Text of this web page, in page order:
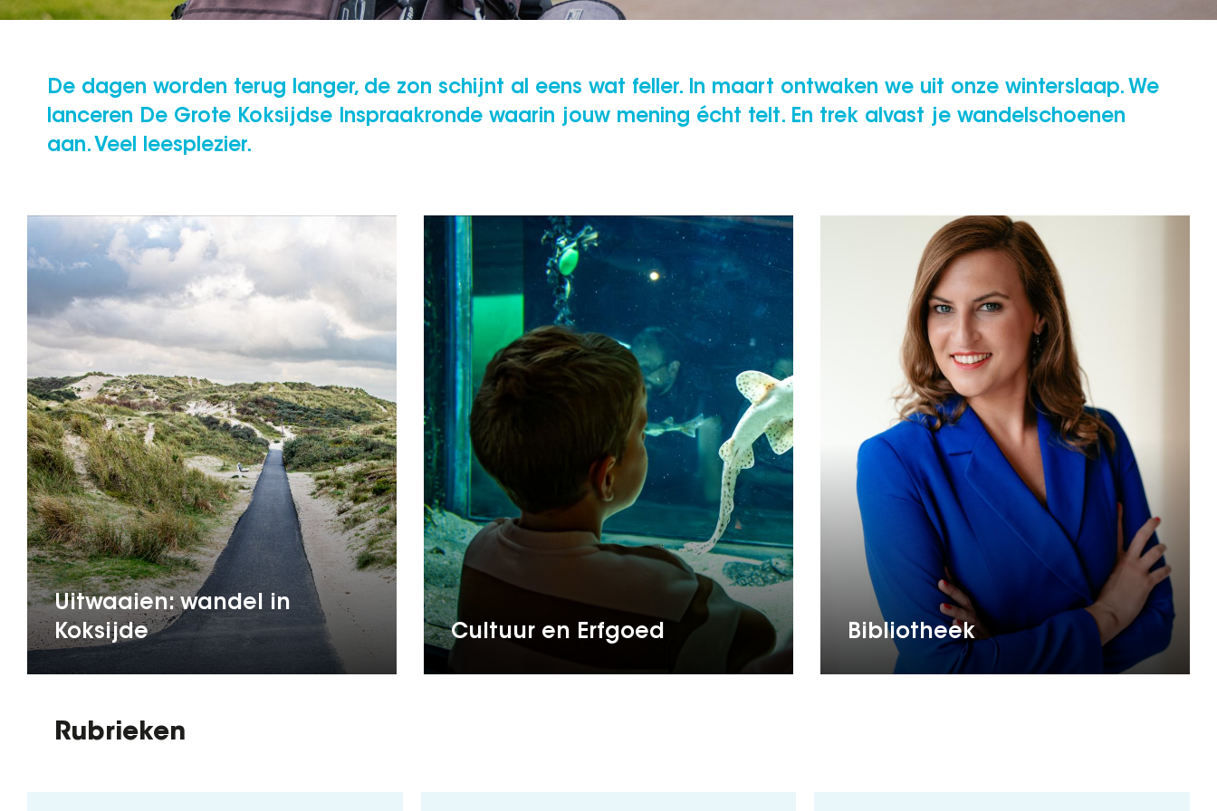
De dagen worden terug langer, de zon schijnt al eens wat feller. In maart ontwaken we uit onze winterslaap. We
lanceren De Grote Koksijdse Inspraakronde waarin jouw mening écht telt. En trek alvast je wandelschoenen
aan. Veel leesplezier.
Uitwaaien: wandel in
Koksijde
Cultuur en Erfgoed Bibliotheek
Rubrieken